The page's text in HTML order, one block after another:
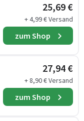
25,69 €
+ 4,99 € Versand
zum Shop
27,94 €
+ 8,90 € Versand
zum Shop